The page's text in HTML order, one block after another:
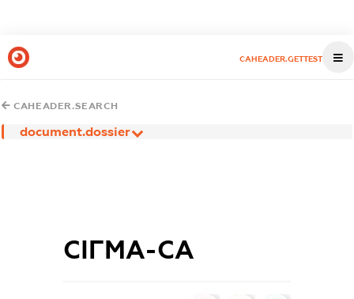
CAHEADER.GETTEST
CAHEADER.SEARCH
document.dossier
СІГМА-СА